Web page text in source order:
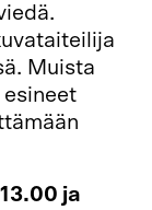
Muista
esineet
ja